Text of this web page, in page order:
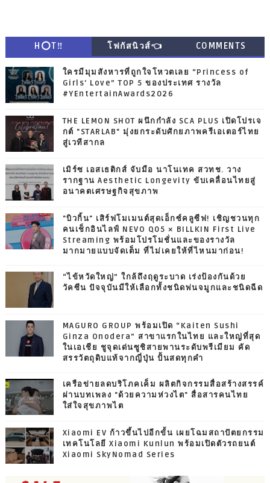
H⭕T‼ โฟกัสนิวส์👈 COMMENTS
ใครมีมุมสังหารที่ถูกใจโหวตเลย “Princess of
Girls' Love” TOP 5 ของประเทศ รางวัล
#YEntertainAwards2026
THE LEMON SHOT ผนึกกำลัง SCA PLUS เปิดโปรเจ
กต์ "STARLAB" มุ่งยกระดับศักยภาพครีเอเตอร์ไทย
สู่เวทีสากล
เมิร์ซ เอสเธติกส์ จับมือ นาโนเทค สวทช. วาง
รากฐาน Aesthetic Longevity ขับเคลื่อนไทยสู่
อนาคตเศรษฐกิจสุขภาพ
"บิวกิ้น" เสิร์ฟโมเมนต์สุดเอ็กซ์คลูซีฟ! เชิญชวนทุก
คนเช็กอินไลฟ์ NEVO Q05 × BILLKIN First Live
Streaming พร้อมโปรโมชั่นและของรางวัล
มากมายแบบจัดเต็ม ที่ไม่เคยให้ที่ไหนมาก่อน!
“ไข้หวัดใหญ่” ใกล้ถึงฤดูระบาด เร่งป้องกันด้วย
วัคซีน ปัจจุบันมีให้เลือกทั้งชนิดพ่นจมูกและชนิดฉีด
MAGURO GROUP พร้อมเปิด “Kaiten Sushi
Ginza Onodera” สาขาแรกในไทย และใหญ่ที่สุด
ในเอเชีย ชูจุดเด่นซูชิสายพานระดับพรีเมียม คัด
สรรวัตถุดิบแท้จากญี่ปุ่น ปั้นสดทุกคำ
เครือข่ายลดบริโภคเค็ม ผลิตกิจกรรมสื่อสร้างสรรค์
ผ่านบทเพลง "ด้วยความห่วงไต" สื่อสารคนไทย
ใส่ใจสุขภาพไต
Xiaomi EV ก้าวขึ้นไปอีกขั้น เผยโฉมสถาปัตยกรรม
เทคโนโลยี Xiaomi Kunlun พร้อมเปิดตัวรถยนต์
Xiaomi SkyNomad Series